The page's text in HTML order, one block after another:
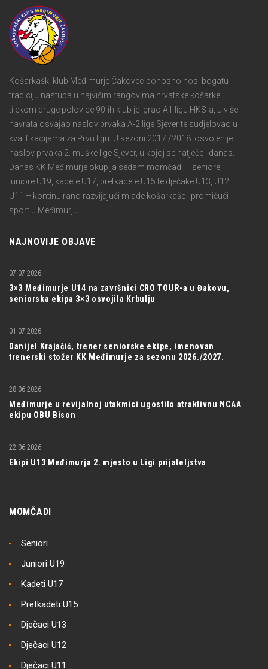
Košarkaški klub Međimurje Čakovec ponosno nosi bogatu
tradiciju nastupa u najvišim rangovima hrvatske košarke –
tijekom druge polovice 90-ih klub je igrao A1 ligu HKS-a, u više
navrata osvajao naslov prvaka A-2 lige Sjever te sudjelovao u
kvalifikacijama za Prvu ligu. U sezoni 2017./2018. osvojen je
naslov prvaka 2. muške lige Sjever, u kojoj se natječe i danas.
Danas KK Međimurje okuplja sedam momčadi – seniore,
juniore U19, kadete U17, pretkadete U15 te dječake U13, U12 i
U11 – kontinuirano razvijajući mlade košarkaše i promičući
sport u Međimurju.
NAJNOVIJE OBJAVE
3×3 Međimurje U14 na završnici CRO TOUR-a u Đakovu,
seniorska ekipa 3×3 osvojila Krbulju
07.07.2026
Danijel Krajačić, trener seniorske ekipe, imenovan
trenerski stožer KK Međimurje za sezonu 2026./2027.
01.07.2026
Međimurje u revijalnoj utakmici ugostilo atraktivnu NCAA
ekipu OBU Bison
28.06.2026
Ekipi U13 Međimurja 2. mjesto u Ligi prijateljstva
22.06.2026
MOMČADI
Seniori
Juniori U19
Kadeti U17
Pretkadeti U15
Dječaci U13
Dječaci U12
Dječaci U11